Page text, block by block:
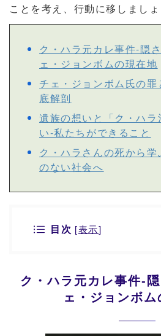
ことを考え、行動に移しましょ
ク・ハラ元カレ事件-隠
ェ・ジョンボムの現在地
チェ・ジョンボム氏の
底解剖
遺族の想いと「ク・ハ
い-私たちができること
ク・ハラさんの死から学
のない社会へ
目次 [表示]
ク・ハラ元カレ事件-
ェ・ジョンボ